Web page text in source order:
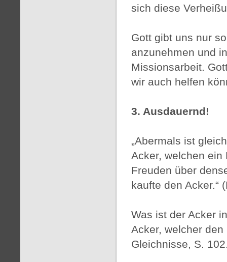
sich diese
Gott gibt uns nur
anzunehmen und
Missionsarbeit.
wir auch helfen
3. Ausdauernd!
„Abermals ist
Acker, welchen
Freuden über
kaufte den Acker.“
Was ist der Acker
Acker, welcher
Gleichnisse, S.